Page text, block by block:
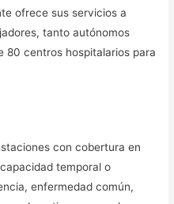
ofrece sus servicios a
tanto autónomos
80 centros hospitalarios para
con cobertura en
temporal o
enfermedad común,